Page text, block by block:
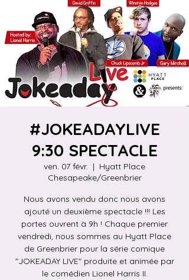
#JOKEADAYLIVE
9:30 SPECTACLE
ven. 07 févr.
  |
Hyatt Place
Chesapeake/Greenbrier
Nous avons vendu donc nous avons
ajouté un deuxième spectacle !!! Les
portes ouvrent à 9h ! Chaque premier
vendredi, nous sommes au Hyatt Place
de Greenbrier pour la série comique
"JOKEADAY LIVE" produite et animée par
le comédien Lionel Harris II.